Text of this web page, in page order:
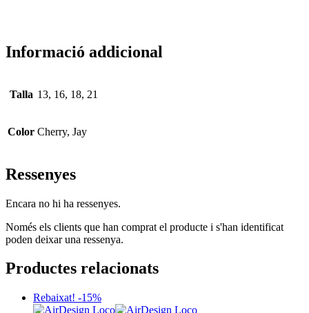
Informació addicional
Talla 13, 16, 18, 21
Color Cherry, Jay
Ressenyes
Encara no hi ha ressenyes.
Només els clients que han comprat el producte i s'han identificat
poden deixar una ressenya.
Productes relacionats
Rebaixat! -15%